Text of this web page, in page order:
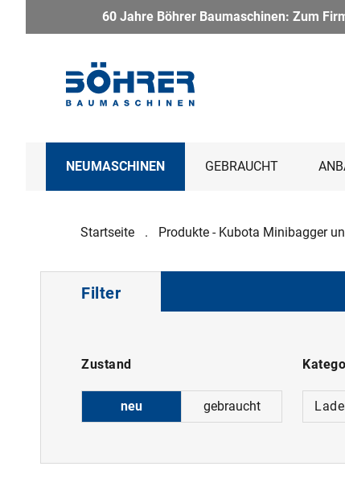
Baumaschinen: Zum Firmenjubiläum haben wir ein
NEUMASCHINEN GEBRAUCHT
Startseite Produkte - Kubota Minibagger
Filter
Zustand
neu gebraucht